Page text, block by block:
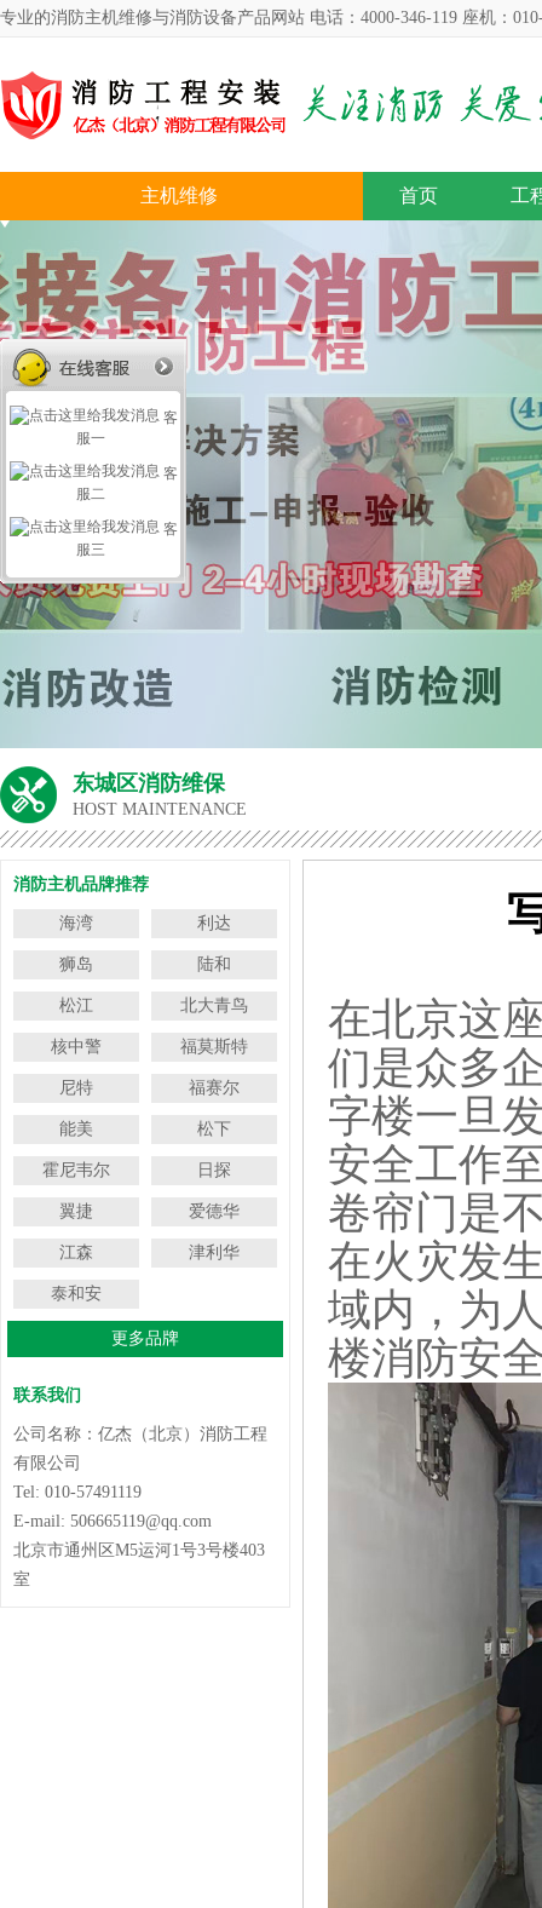
专业的消防主机维修与消防设备产品网站 电话：4000-346-119 座机：
主机维修 首页 工
东城区消防维保
HOST MAINTENANCE
消防主机品牌推荐
海湾 利达
狮岛 陆和
松江 北大青鸟
核中警 福莫斯特
尼特 福赛尔
能美 松下
霍尼韦尔 日探
翼捷 爱德华
江森 津利华
泰和安
更多品牌
联系我们
公司名称：亿杰（北京）消防工程
有限公司
Tel: 010-57491119
E-mail: 506665119@qq.com
北京市通州区M5运河1号3号楼403
室
在北京这
们是众多
字楼一旦
安全工作
卷帘门是
在火灾发
域内，为
楼消防安
客
服一
客
服二
客
服三